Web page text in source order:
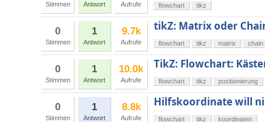
Stimmen Antwort Aufrufe flowchart tikz
0
Stimmen
1
Antwort
9.7k
Aufrufe
tikZ: Matrix oder
flowchart tikz matrix chain
0
Stimmen
1
Antwort
10.0k
Aufrufe
TikZ: Flowchart:
flowchart tikz positionierung
0
Stimmen
1
Antwort
8.8k
Aufrufe
Hilfskoordinate will
flowchart tikz koordinaten